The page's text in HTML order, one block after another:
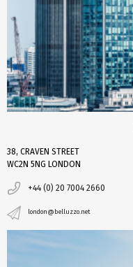
38, CRAVEN STREET
WC2N 5NG LONDON
+44 (0) 20 7004 2660
london@belluzzo.net